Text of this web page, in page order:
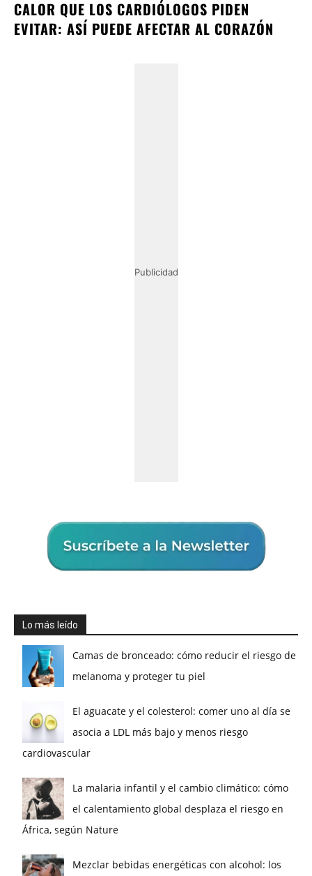
CALOR QUE LOS CARDIÓLOGOS PIDEN
EVITAR: ASÍ PUEDE AFECTAR AL CORAZÓN
Publicidad
Lo más leído
Camas de bronceado: cómo reducir el riesgo de
melanoma y proteger tu piel
El aguacate y el colesterol: comer uno al día se
asocia a LDL más bajo y menos riesgo
cardiovascular
La malaria infantil y el cambio climático: cómo
el calentamiento global desplaza el riesgo en
África, según Nature
Mezclar bebidas energéticas con alcohol: los